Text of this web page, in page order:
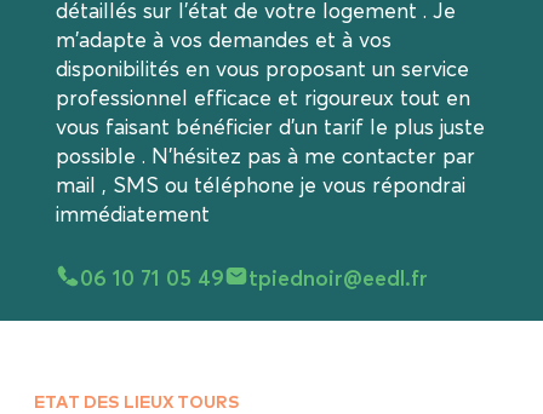
détaillés sur l'état de votre logement . Je
m'adapte à vos demandes et à vos
disponibilités en vous proposant un service
professionnel efficace et rigoureux tout en
vous faisant bénéficier d'un tarif le plus juste
possible . N'hésitez pas à me contacter par
mail , SMS ou téléphone je vous répondrai
immédiatement
06 10 71 05 49 tpiednoir@eedl.fr
ETAT DES LIEUX TOURS